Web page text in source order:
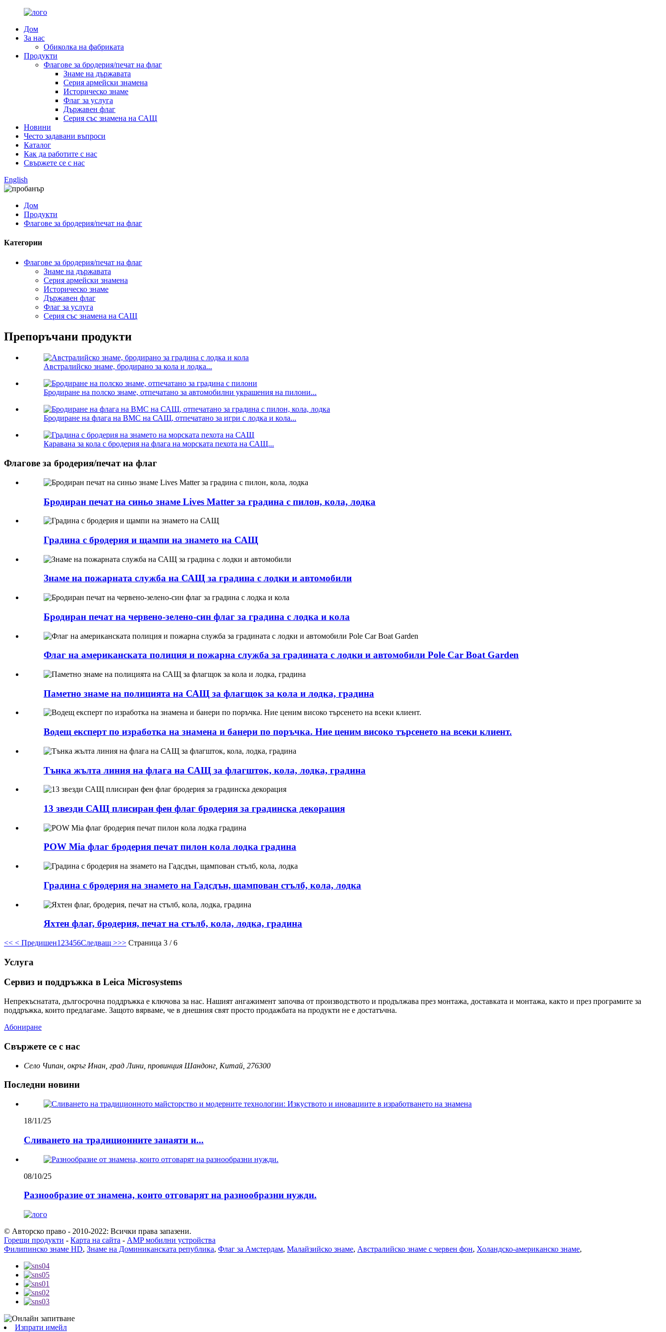
Дом
За нас
Обиколка на фабриката
Продукти
Флагове за бродерия/печат на флаг
Знаме на държавата
Серия армейски знамена
Историческо знаме
Флаг за услуга
Държавен флаг
Серия със знамена на САЩ
Новини
Често задавани въпроси
Каталог
Как да работите с нас
Свържете се с нас
English
Дом
Продукти
Флагове за бродерия/печат на флаг
Категории
Флагове за бродерия/печат на флаг
Знаме на държавата
Серия армейски знамена
Историческо знаме
Държавен флаг
Флаг за услуга
Серия със знамена на САЩ
Препоръчани продукти
Австралийско знаме, бродирано за кола и лодка...
Бродиране на полско знаме, отпечатано за автомобилни украшения на пилони...
Бродиране на флага на ВМС на САЩ, отпечатано за игри с лодка и кола...
Каравана за кола с бродерия на флага на морската пехота на САЩ...
Флагове за бродерия/печат на флаг
Бродиран печат на синьо знаме Lives Matter за градина с пилон, кола, лодка
Градина с бродерия и щампи на знамето на САЩ
Знаме на пожарната служба на САЩ за градина с лодки и автомобили
Бродиран печат на червено-зелено-син флаг за градина с лодка и кола
Флаг на американската полиция и пожарна служба за градината с лодки и автомобили Pole Car Boat Garden
Паметно знаме на полицията на САЩ за флагщок за кола и лодка, градина
Водещ експерт по изработка на знамена и банери по поръчка. Ние ценим високо търсенето на всеки клиент.
Тънка жълта линия на флага на САЩ за флагшток, кола, лодка, градина
13 звезди САЩ плисиран фен флаг бродерия за градинска декорация
POW Mia флаг бродерия печат пилон кола лодка градина
Градина с бродерия на знамето на Гадсдън, щампован стълб, кола, лодка
Яхтен флаг, бродерия, печат на стълб, кола, лодка, градина
<< < Предишен1 23456Следващ >>> Страница 3 / 6
Услуга
Сервиз и поддръжка в Leica Microsystems
Непрекъснатата, дългосрочна поддръжка е ключова за нас. Нашият ангажимент започва от производството и продължава през монтажа, доставката и монтажа, както и през програмите за
поддръжка, които предлагаме. Защото вярваме, че в днешния свят просто продажбата на продукти не е достатъчна.
Абониране
Свържете се с нас
Село Чипан, окръг Инан, град Лини, провинция Шандонг, Китай, 276300
Последни новини
18/11/25
Сливането на традиционните занаяти и...
08/10/25
Разнообразие от знамена, които отговарят на разнообразни нужди.
© Авторско право - 2010-2022: Всички права запазени.
Горещи продукти - Карта на сайта - AMP мобилни устройства
Филипинско знаме HD, Знаме на Доминиканската република, Флаг за Амстердам, Малайзийско знаме, Австралийско знаме с червен фон, Холандско-американско знаме,
Изпрати имейл